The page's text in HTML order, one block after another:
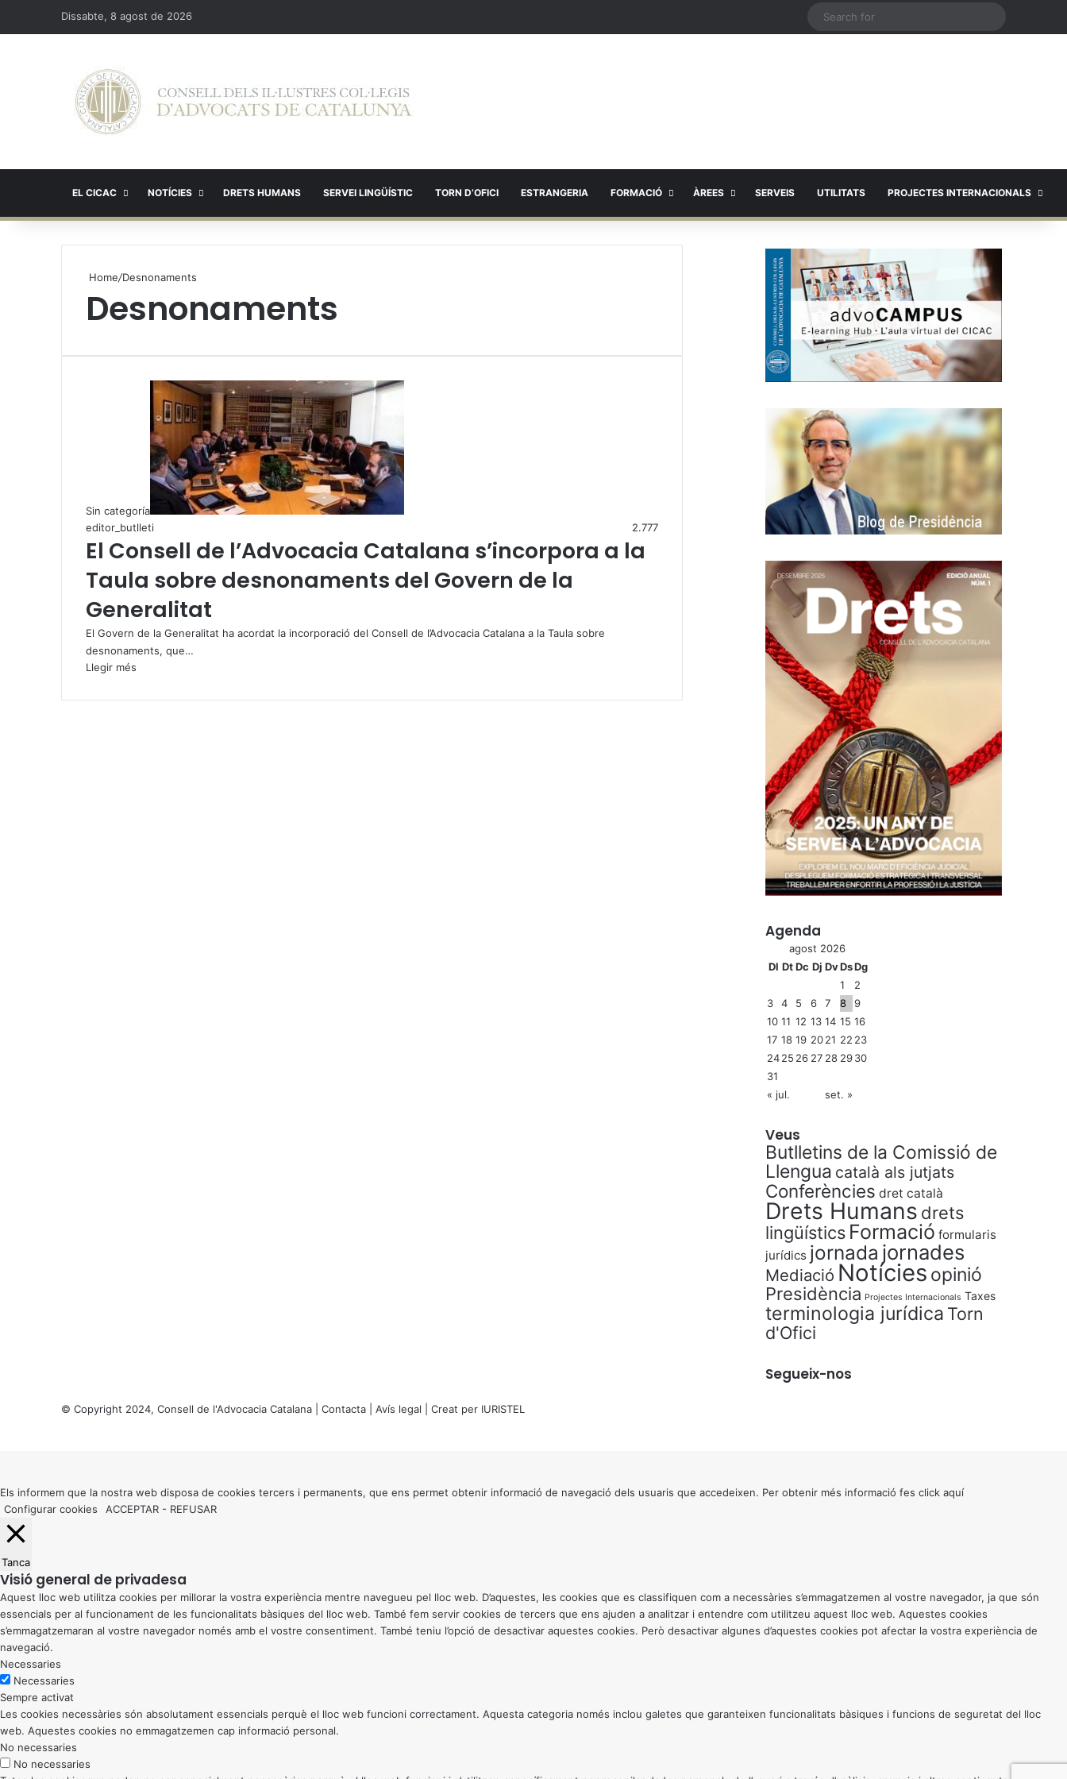
Dissabte, 8 agost de 2026
EL CICAC NOTÍCIES DRETS HUMANS SERVEI LINGÜÍSTIC TORN D’OFICI ESTRANGERIA FORMACIÓ ÀREES SERVEIS UTILITATS PROJECTES INTERNACIONALS
Home/Desnonaments
Desnonaments
Sin categoría
editor_butlleti
2.777
El Consell de l’Advocacia Catalana s’incorpora a la
Taula sobre desnonaments del Govern de la
Generalitat
El Govern de la Generalitat ha acordat la incorporació del Consell de l’Advocacia Catalana a la Taula sobre
desnonaments, que…
Llegir més
Agenda
agost 2026
Dl Dt Dc Dj DvDsDg
1
2
3
4 5 6 7 8
9
10 11 12 13 14 15 16
17 18 19 2021 22 23
2425 26 27 28 2930
31
« jul.
set. »
Veus
Butlletins de la Comissió de
Llengua català als jutjats
Conferències dret català
Drets Humans drets
lingüístics Formació formularis
jurídics jornada jornades
Mediació Notícies opinió
Presidència Projectes Internacionals Taxes
terminologia jurídica Torn
d'Ofici
Segueix-nos
© Copyright 2024, Consell de l'Advocacia Catalana | Contacta Avís legal | Creat per IURISTEL
button
Els informem que la nostra web disposa de cookies tercers i permanents, que ens permet obtenir informació de navegació dels usuaris que accedeixen. Per obtenir més informació fes click aquí
Configurar cookies
ACCEPTAR - REFUSAR
Tanca
Visió general de privadesa
Aquest lloc web utilitza cookies per millorar la vostra experiència mentre navegueu pel lloc web. D’aquestes, les cookies que es classifiquen com a necessàries s’emmagatzemen al vostre navegador, ja que són
essencials per al funcionament de les funcionalitats bàsiques del lloc web. També fem servir cookies de tercers que ens ajuden a analitzar i entendre com utilitzeu aquest lloc web. Aquestes cookies
s’emmagatzemaran al vostre navegador només amb el vostre consentiment. També teniu l’opció de desactivar aquestes cookies. Però desactivar algunes d’aquestes cookies pot afectar la vostra experiència de
navegació.
Necessaries
Necessaries
Sempre activat
Les cookies necessàries són absolutament essencials perquè el lloc web funcioni correctament. Aquesta categoria només inclou galetes que garanteixen funcionalitats bàsiques i funcions de seguretat del lloc
web. Aquestes cookies no emmagatzemen cap informació personal.
No necessaries
No necessaries